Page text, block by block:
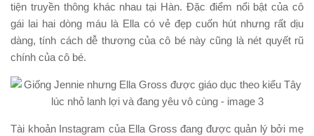
tiện truyền thông khác nhau tại Hàn. Đặc điểm nổi bật của cô
gái lai hai dòng máu là Ella có vẻ đẹp cuốn hút nhưng rất dịu
dàng, tính cách dễ thương của cô bé này cũng là nét quyết rũ
chính của cô bé.
Tài khoản Instagram của Ella Gross đang được quản lý bởi mẹ